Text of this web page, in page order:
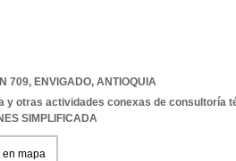
709, ENVIGADO, ANTIOQUIA
y otras actividades conexas de consultoría
SIMPLIFICADA
en mapa